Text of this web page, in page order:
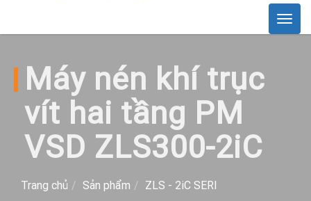
Máy nén khí trục
vít hai tầng PM
VSD ZLS300-2iC
Trang chủ Sản phẩm ZLS - 2iC SERI